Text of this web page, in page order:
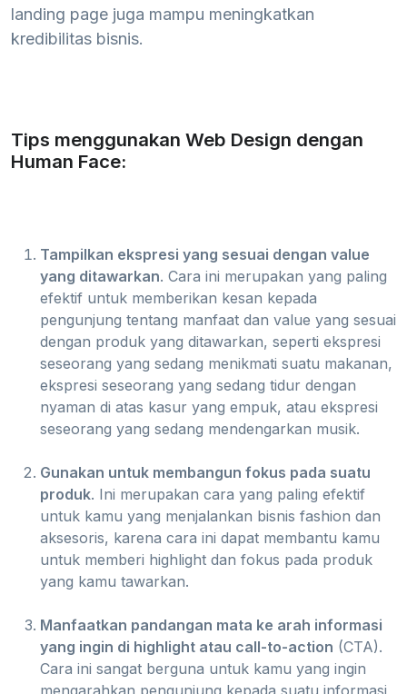
landing page juga mampu meningkatkan
kredibilitas bisnis.
Tips menggunakan Web Design dengan
Human Face:
Tampilkan ekspresi yang sesuai dengan value
yang ditawarkan. Cara ini merupakan yang paling
efektif untuk memberikan kesan kepada
pengunjung tentang manfaat dan value yang sesuai
dengan produk yang ditawarkan, seperti ekspresi
seseorang yang sedang menikmati suatu makanan,
ekspresi seseorang yang sedang tidur dengan
nyaman di atas kasur yang empuk, atau ekspresi
seseorang yang sedang mendengarkan musik.
Gunakan untuk membangun fokus pada suatu
produk. Ini merupakan cara yang paling efektif
untuk kamu yang menjalankan bisnis fashion dan
aksesoris, karena cara ini dapat membantu kamu
untuk memberi highlight dan fokus pada produk
yang kamu tawarkan.
Manfaatkan pandangan mata ke arah informasi
yang ingin di highlight atau call-to-action (CTA).
Cara ini sangat berguna untuk kamu yang ingin
mengarahkan pengunjung kepada suatu informasi